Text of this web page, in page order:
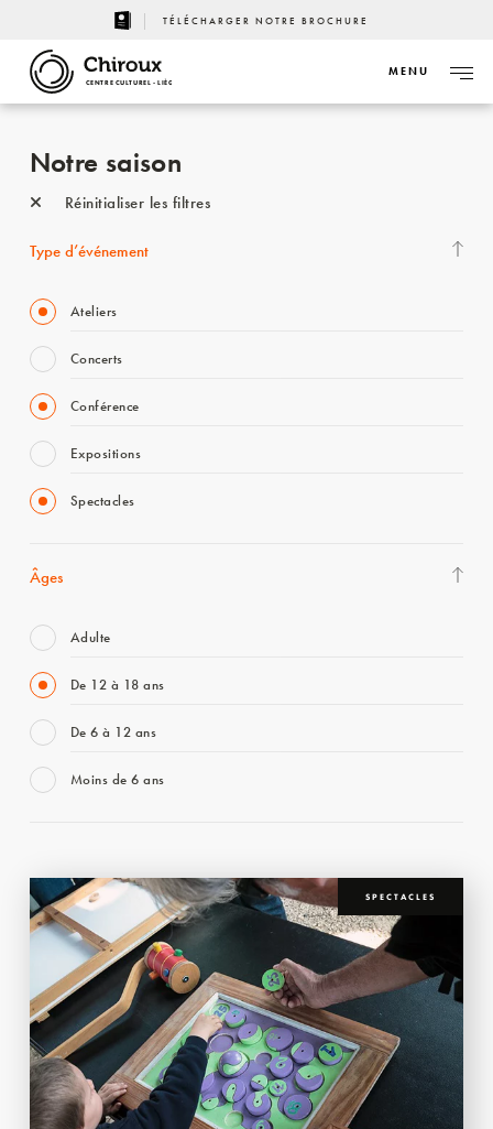
TÉLÉCHARGER NOTRE BROCHURE
CENTRE CULTUREL - LIÈGE
MENU
Notre saison
Réinitialiser les filtres
Type d’événement
Ateliers
Concerts
Conférence
Expositions
Spectacles
Âges
Adulte
De 12 à 18 ans
De 6 à 12 ans
Moins de 6 ans
SPECTACLES